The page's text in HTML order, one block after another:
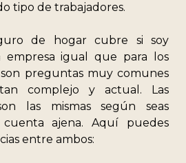
tipo de trabajadores.
de hogar cubre si soy
empresa igual que para los
preguntas muy comunes
complejo y actual. Las
las mismas según seas
ajena. Aquí puedes
entre ambos: